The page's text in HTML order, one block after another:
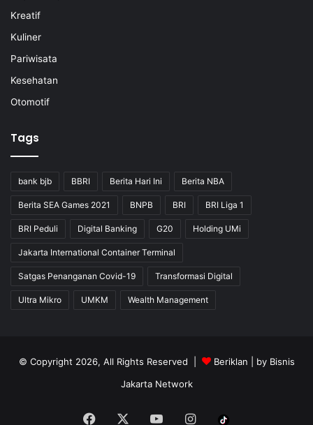
Kreatif
Kuliner
Pariwisata
Kesehatan
Otomotif
Tags
bank bjb BBRI Berita Hari Ini Berita NBA
Berita SEA Games 2021 BNPB BRI BRI Liga 1
BRI Peduli Digital Banking G20 Holding UMi
Jakarta International Container Terminal
Satgas Penanganan Covid-19 Transformasi Digital
Ultra Mikro UMKM Wealth Management
© Copyright 2026, All Rights Reserved | Beriklan | by Bisnis
Jakarta Network
Facebook YouTubeInstagram